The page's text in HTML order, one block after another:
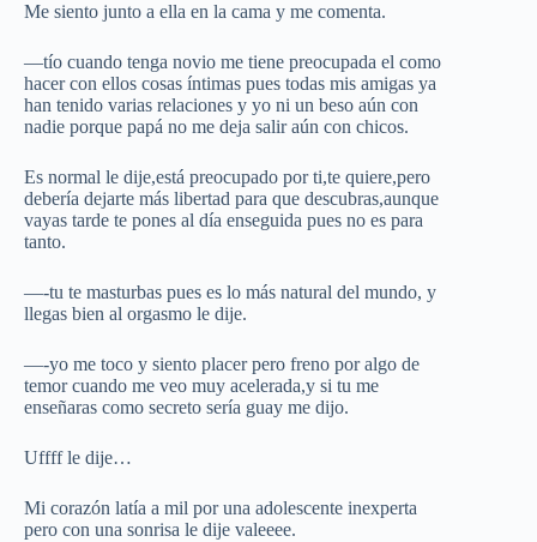
Me siento junto a ella en la cama y me comenta.
—tío cuando tenga novio me tiene preocupada el como
hacer con ellos cosas íntimas pues todas mis amigas ya
han tenido varias relaciones y yo ni un beso aún con
nadie porque papá no me deja salir aún con chicos.
Es normal le dije,está preocupado por ti,te quiere,pero
debería dejarte más libertad para que descubras,aunque
vayas tarde te pones al día enseguida pues no es para
tanto.
—-tu te masturbas pues es lo más natural del mundo, y
llegas bien al orgasmo le dije.
—-yo me toco y siento placer pero freno por algo de
temor cuando me veo muy acelerada,y si tu me
enseñaras como secreto sería guay me dijo.
Uffff le dije…
Mi corazón latía a mil por una adolescente inexperta
pero con una sonrisa le dije valeeee.